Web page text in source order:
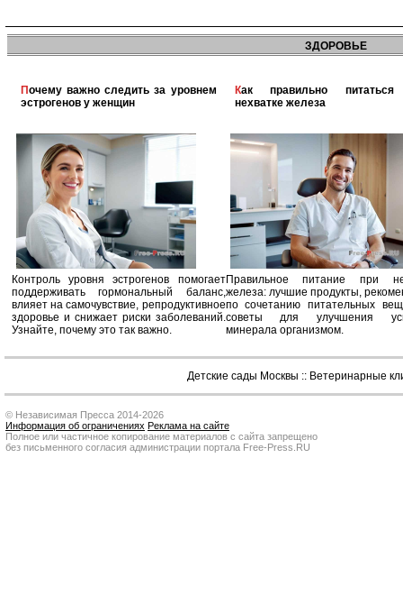
ЗДОРОВЬЕ
Почему важно следить за уровнем
эстрогенов у женщин
Контроль уровня эстрогенов помогает
поддерживать гормональный баланс,
влияет на самочувствие, репродуктивное
здоровье и снижает риски заболеваний.
Узнайте, почему это так важно.
Как правильно питаться при
нехватке железа
Правильное питание при
железа: лучшие продукты,
по сочетанию питательных
советы для улучшения
минерала организмом.
Детские сады Москвы :: Ветеринарные
© Независимая Пресса 2014-2026
Информация об ограничениях Реклама на сайте
Полное или частичное копирование материалов с сайта запрещено
без письменного согласия администрации портала Free-Press.RU